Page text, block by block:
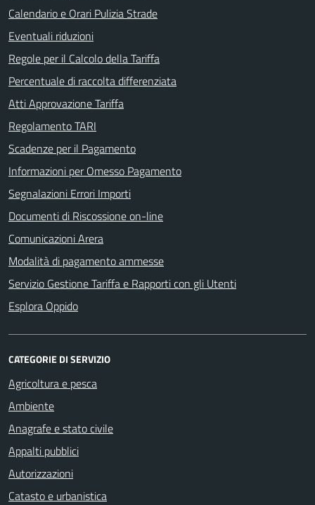
Calendario e Orari Pulizia Strade
Eventuali riduzioni
Regole per il Calcolo della Tariffa
Percentuale di raccolta differenziata
Atti Approvazione Tariffa
Regolamento TARI
Scadenze per il Pagamento
Informazioni per Omesso Pagamento
Segnalazioni Errori Importi
Documenti di Riscossione on-line
Comunicazioni Arera
Modalità di pagamento ammesse
Servizio Gestione Tariffa e Rapporti con gli Utenti
Esplora Oppido
CATEGORIE DI SERVIZIO
Agricoltura e pesca
Ambiente
Anagrafe e stato civile
Appalti pubblici
Autorizzazioni
Catasto e urbanistica